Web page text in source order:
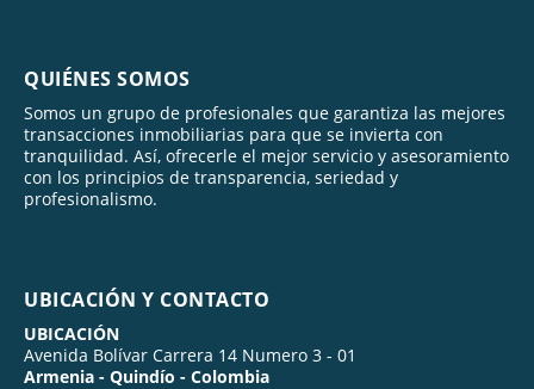
QUIÉNES SOMOS
Somos un grupo de profesionales que garantiza las mejores
transacciones inmobiliarias para que se invierta con
tranquilidad. Así, ofrecerle el mejor servicio y asesoramiento
con los principios de transparencia, seriedad y
profesionalismo.
UBICACIÓN Y CONTACTO
UBICACIÓN
Avenida Bolívar Carrera 14 Numero 3 - 01
Armenia - Quindío - Colombia